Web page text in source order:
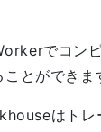
でコン
とができま
はト